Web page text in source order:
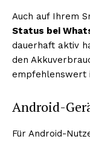
Auch auf Ihrem
Status bei
dauerhaft aktiv
den
empfehlenswert
Android-
Für Android-